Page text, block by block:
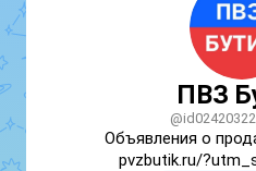
ПВЗ
Объявления о
pvzbutik.ru/